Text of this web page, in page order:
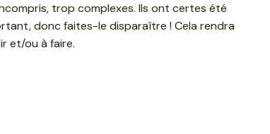
trop complexes. Ils ont certes été
donc faites-le disparaître ! Cela rendra
et/ou à faire.